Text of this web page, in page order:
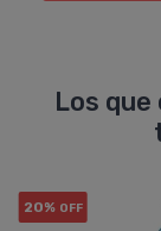
Los
20% OFF